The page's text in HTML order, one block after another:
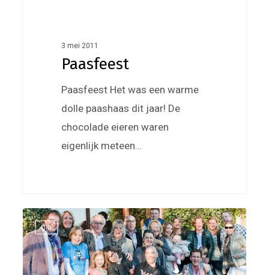
3 mei 2011
Paasfeest
Paasfeest Het was een warme
dolle paashaas dit jaar! De
chocolade eieren waren
eigenlijk meteen…
De
lente
begint
Jill
0